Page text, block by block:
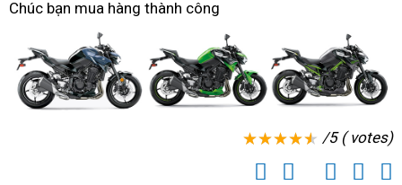
đổi
xe
tháng
8
Z900
ABS
Chúc bạn mua hàng thành công
/5 ( votes)